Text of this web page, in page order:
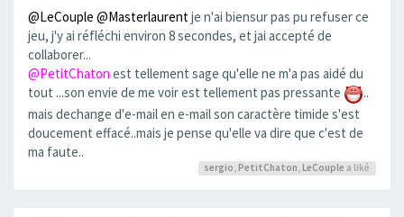
@LeCouple @Masterlaurentje n'ai biensur pas pu refuser ce
jeu, j'y ai réfléchi environ 8 secondes, et jai accepté de
collaborer...
@PetitChaton est tellement sage qu'elle ne m'a pas aidé du
tout ...son envie de me voir est tellement pas pressante
..
mais dechange d'e-mail en e-mail son caractère timide s'est
doucement effacé..mais je pense qu'elle va dire que c'est de
ma faute..
sergio, PetitChaton, LeCouple a liké